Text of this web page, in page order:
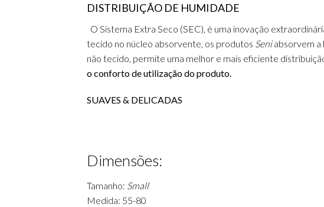
DISTRIBUIÇÃO DE HUMIDADE
O Sistema Extra Seco (SEC), é uma inovação
tecido no núcleo absorvente, os produtos Seniabsorvem a
não tecido, permite uma melhor e mais eficiente
o conforto de utilização do produto.
SUAVES & DELICADAS
Dimensões:
Tamanho: Small
Medida: 55-80